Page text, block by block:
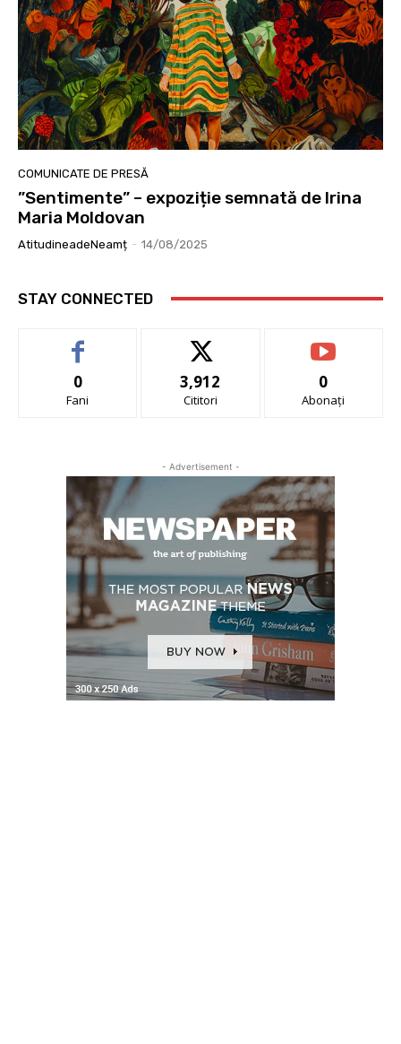
COMUNICATE DE PRESĂ
”Sentimente” – expoziție semnată de Irina
Maria Moldovan
AtitudineadeNeamț - 14/08/2025
STAY CONNECTED
0
Fani
3,912
Cititori
0
Abonați
- Advertisement -